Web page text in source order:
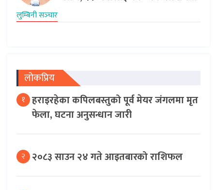
लुम्बिनी सञ्‍चार
लोकप्रिय
१ हराइरहेका कपिलबस्तुको पूर्व मेयर जंगलमा मृत
फेला, घटना अनुसन्धान जारी
२ २०८३ साउन २४ गते आइतबारको राशिफल